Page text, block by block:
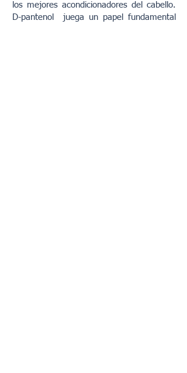
los mejores acondicionadores del cabello.
D-pantenol juega un papel fundamental